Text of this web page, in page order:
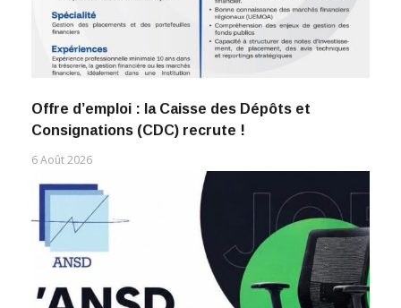
Offre d’emploi : la Caisse des Dépôts et
Consignations (CDC) recrute !
6 Août 2026